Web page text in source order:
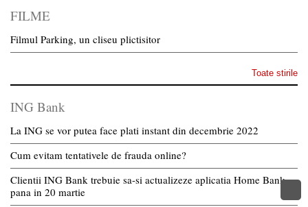
FILME
Filmul Parking, un cliseu plictisitor
Toate stirile
ING Bank
La ING se vor putea face plati instant din decembrie 2022
Cum evitam tentativele de frauda online?
Clientii ING Bank trebuie sa-si actualizeze aplicatia Home Bank
pana in 20 martie